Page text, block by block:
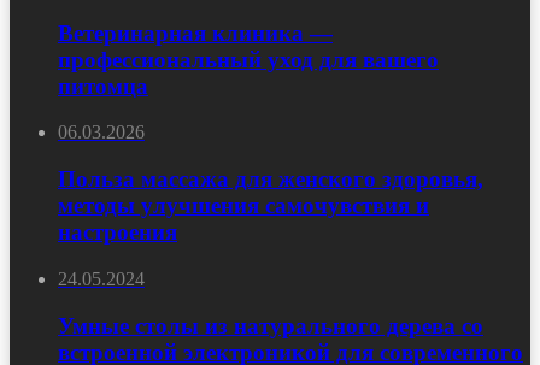
Ветеринарная клиника —
профессиональный уход для вашего
питомца
06.03.2026
Польза массажа для женского здоровья,
методы улучшения самочувствия и
настроения
24.05.2024
Умные столы из натурального дерева со
встроенной электроникой для современного